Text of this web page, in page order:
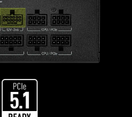
ma znaczący wpływ
Certyfikat Gold to
odniesienia dla
zasilacza,
oferuje niższe
wydajności.